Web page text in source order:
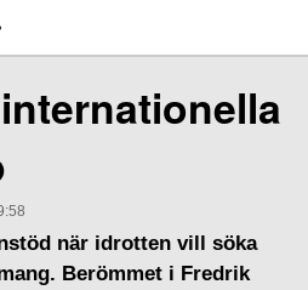
när idrotten vill söka
Berömmet i Fredrik